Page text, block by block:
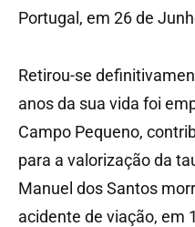
Portugal, em 26 de
Retirou-se
anos da sua vida foi
Campo Pequeno,
para a valorização da
Manuel dos Santos
acidente de viação, em